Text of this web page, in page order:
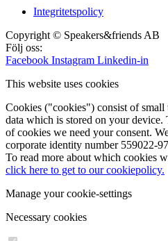
Integritetspolicy
Copyright © Speakers&friends AB
Följ oss:
Facebook Instagram Linkedin-in
This website uses cookies
Cookies ("cookies") consist of
data which is stored on your device.
of cookies we need your consent.
corporate identity number 559022-
To read more about which cookies
click here to get to our cookiepolicy.
Manage your cookie-settings
Necessary cookies